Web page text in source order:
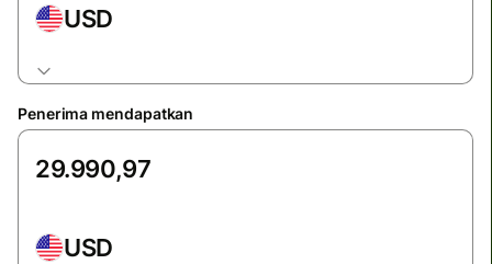
USD
Penerima mendapatkan
USD